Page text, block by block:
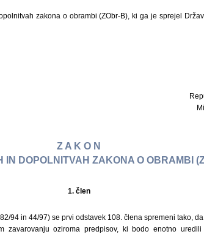
zakona o obrambi (ZObr-B), ki ga je sprejel
Z A K O N
IN DOPOLNITVAH ZAKONA O OBRAMBI
1. člen
94 in 44/97) se prvi odstavek 108. člena spremeni tako,
zavarovanju oziroma predpisov, ki bodo enotno